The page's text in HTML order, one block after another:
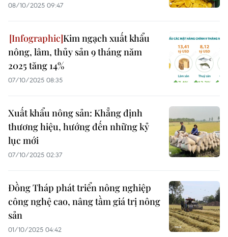
08/10/2025 09:47
Kim ngạch xuất khẩu
nông, lâm, thủy sản 9 tháng năm
2025 tăng 14%
07/10/2025 08:35
Xuất khẩu nông sản: Khẳng định
thương hiệu, hướng đến những kỷ
lục mới
07/10/2025 02:37
Đồng Tháp phát triển nông nghiệp
công nghệ cao, nâng tầm giá trị nông
sản
01/10/2025 04:42